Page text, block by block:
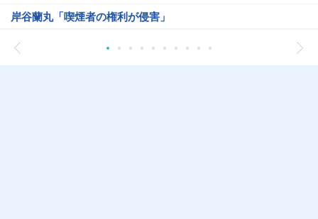
岸谷蘭丸「喫煙者の権利が侵害」